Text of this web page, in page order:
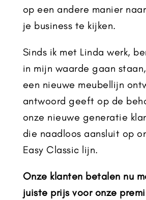
op een andere manier
je business te kijken.
Sinds ik met Linda werk,
in mijn waarde gaan
een nieuwe meubellijn
antwoord geeft op de
onze nieuwe generatie
die naadloos aansluit op
Easy Classic lijn.
Onze klanten betalen nu
juiste prijs voor onze